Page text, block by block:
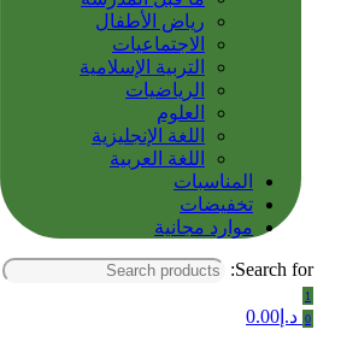
رياض الأطفال
الاجتماعيات
التربية الإسلامية
الرياضيات
العلوم
اللغة الإنجليزية
اللغة العربية
المناسبات
تخفيضات
موارد مجانية
Search for:
1
0 د.إ 0.00